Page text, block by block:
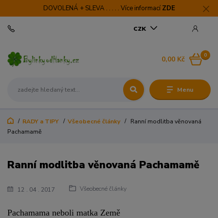
DOVOLENÁ + SLEVA . . . . . Více informací ZDE
Menu
CZK
0
0,00 Kč
RADY a TIPY Všeobecné články
Ranní modlitba věnovaná
Pachamamě
12 04 2017 Všeobecné články
Ranní modlitba věnovaná Pachamamě
Pachamama neboli matka Země